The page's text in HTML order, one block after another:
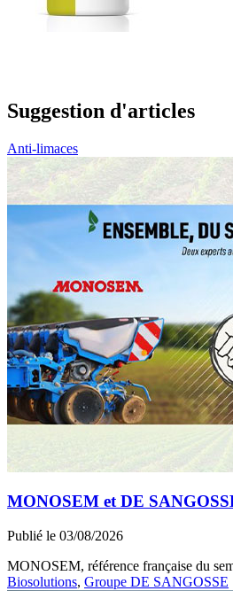
Suggestion d'articles
Anti-limaces
MONOSEM et DE
Publié le 03/08/2026
MONOSEM, référence française du
Biosolutions, Groupe DE SANGOSSE